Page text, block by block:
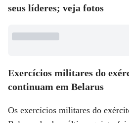
seus líderes; veja fotos
Exercícios militares do
continuam em Belarus
Os exercícios militares do